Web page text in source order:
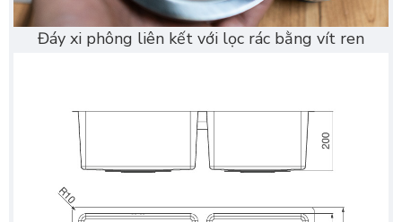
Đáy xi phông liên kết với lọc rác bằng vít ren